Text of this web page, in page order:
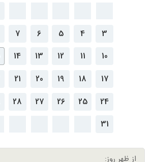
3
4
5
6
7
10
11
12
13
14
17
18
19
20
21
24
25
26
27
28
31